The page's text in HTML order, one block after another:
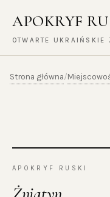
APOKRYF
OTWARTE UKRAIŃSKIE
Strona główna/
APOKRYF RUSKI